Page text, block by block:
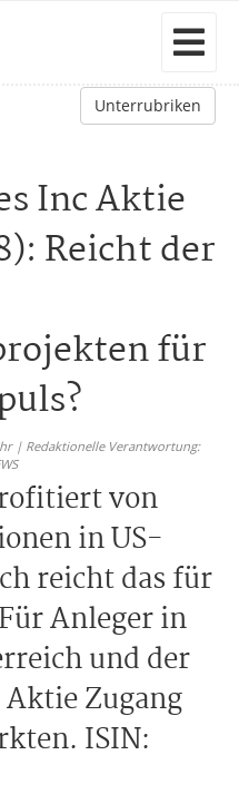
Unterrubriken
Inc Aktie
Reicht der
für
| Redaktionelle Verantwortung:
von
in US-
reicht das für
Anleger in
und der
Zugang
ISIN: